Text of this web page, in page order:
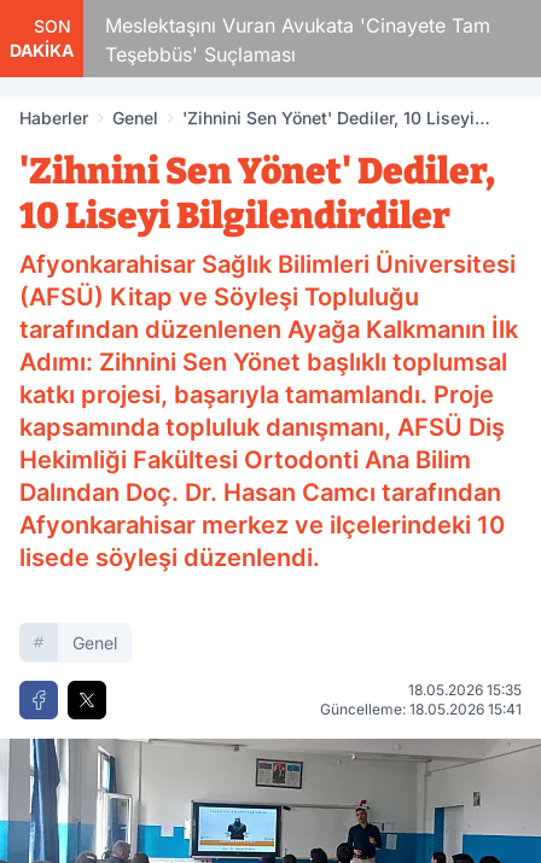
SON
DAKİKA
Meslektaşını Vuran Avukata 'Cinayete Tam
Teşebbüs' Suçlaması
Haberler Genel
'Zihnini Sen Yönet' Dediler, 10 Liseyi
'Zihnini Sen Yönet' Dediler,
10 Liseyi Bilgilendirdiler
Afyonkarahisar Sağlık Bilimleri Üniversitesi
(AFSÜ) Kitap ve Söyleşi Topluluğu
tarafından düzenlenen Ayağa Kalkmanın İlk
Adımı: Zihnini Sen Yönet başlıklı toplumsal
katkı projesi, başarıyla tamamlandı. Proje
kapsamında topluluk danışmanı, AFSÜ Diş
Hekimliği Fakültesi Ortodonti Ana Bilim
Dalından Doç. Dr. Hasan Camcı tarafından
Afyonkarahisar merkez ve ilçelerindeki 10
lisede söyleşi düzenlendi.
Genel
18.05.2026 15:35
Güncelleme: 18.05.2026 15:41